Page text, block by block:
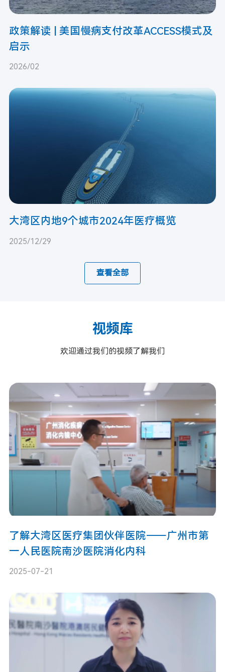
政策解读 | 美国慢病支付改革ACCESS模式及
启示
2026/02
大湾区内地9个城市2024年医疗概览
2025/12/29
查看全部
视频库
欢迎通过我们的视频了解我们
了解大湾区医疗集团伙伴医院——广州市第
一人民医院南沙医院消化内科
2025-07-21